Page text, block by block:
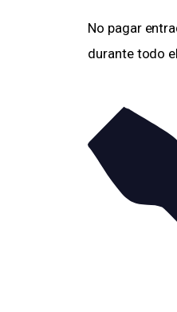
No pagar
durante todo